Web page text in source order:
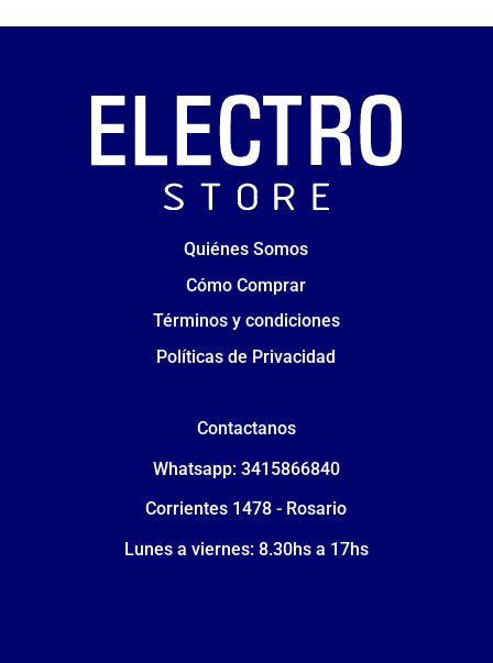
Quiénes Somos
Cómo Comprar
Términos y condiciones
Políticas de Privacidad
Contactanos
Whatsapp: 3415866840
Corrientes 1478 - Rosario
Lunes a viernes: 8.30hs a 17hs